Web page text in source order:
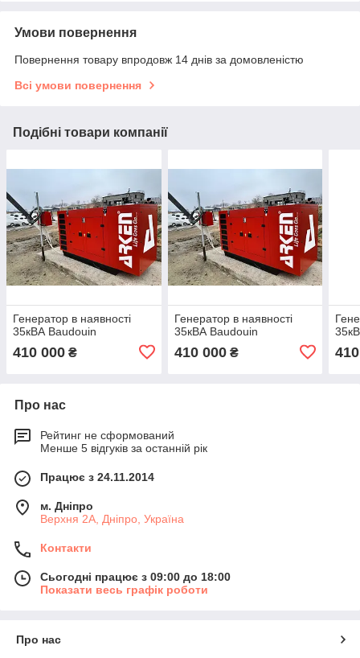
Умови повернення
Повернення товару впродовж 14 днів за домовленістю
Всі умови повернення
Подібні товари компанії
Генератор в наявності
35кВА Baudouin
410 000 ₴
Генератор в наявності
35кВА Baudouin
410 000₴
Про нас
Рейтинг не сформований
Менше 5 відгуків за останній рік
Працює з 24.11.2014
м. Дніпро
Верхня 2А, Дніпро, Україна
Контакти
Сьогодні працює з 09:00 до 18:00
Показати весь графік роботи
Про нас